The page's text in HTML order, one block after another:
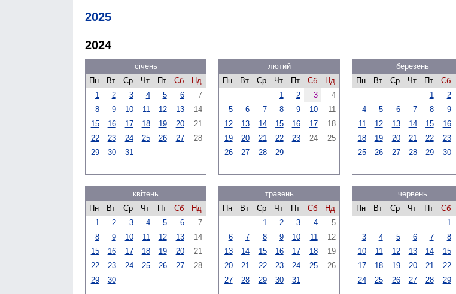
2025
2024
січень
Пн
Вт Ср Чт Пт Сб
Нд
1
2 3 4 5 6
7
8
9 10 11 12 13
14
15
16 17 18 19 20
21
22
23 24 25 26 27
28
29
30 31
лютий
Пн
Вт Ср Чт Пт Сб
Нд
1
2 3
4
5
6 7 8 9 10
11
12
13 14 15 16 17
18
19
20 21 22 23 24
25
26
27 28 29
березень
Пн
Вт Ср Чт Пт Сб
1
2
4
5 6 7 8 9
11
12 13 14 15 16
18
19 20 21 22 23
25
26 27 28 29 30
квітень
Пн
Вт Ср Чт Пт Сб
Нд
1
2 3 4 5 6
7
8
9 10 11 12 13
14
15
16 17 18 19 20
21
22
23 24 25 26 27
28
29
30
травень
Пн
Вт Ср Чт Пт Сб
Нд
1
2 3 4
5
6
7 8 9 10 11
12
13
14 15 16 17 18
19
20
21 22 23 24 25
26
27
28 29 30 31
червень
Пн
Вт Ср Чт Пт Сб
1
3
4 5 6 7 8
10
11 12 13 14 15
17
18 19 20 21 22
24
25 26 27 28 29